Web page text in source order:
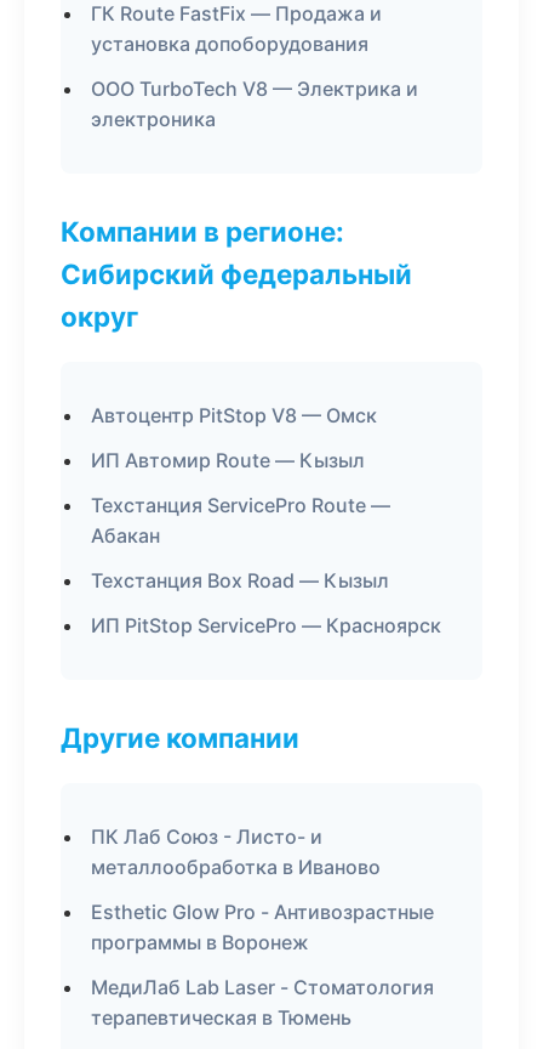
ГК Route FastFix — Продажа и
установка допоборудования
ООО TurboTech V8 — Электрика и
электроника
Компании в регионе:
Сибирский федеральный
округ
Автоцентр PitStop V8 — Омск
ИП Автомир Route — Кызыл
Техстанция ServicePro Route —
Абакан
Техстанция Box Road — Кызыл
ИП PitStop ServicePro — Красноярск
Другие компании
ПК Лаб Союз - Листо- и
металлообработка в Иваново
Esthetic Glow Pro - Антивозрастные
программы в Воронеж
МедиЛаб Lab Laser - Стоматология
терапевтическая в Тюмень